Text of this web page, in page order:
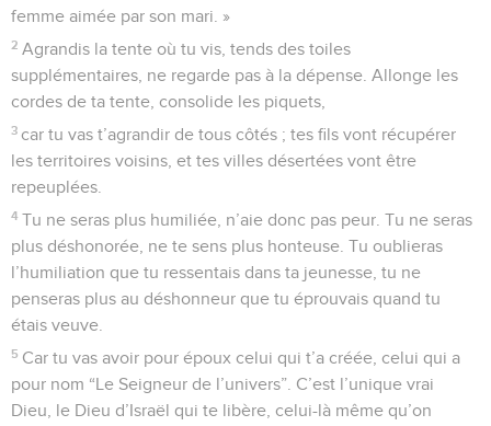
femme aimée par son mari. »
2 Agrandis la tente où tu vis, tends des toiles
supplémentaires, ne regarde pas à la dépense. Allonge les
cordes de ta tente, consolide les piquets,
3 car tu vas t’agrandir de tous côtés ; tes fils vont récupérer
les territoires voisins, et tes villes désertées vont être
repeuplées.
4 Tu ne seras plus humiliée, n’aie donc pas peur. Tu ne seras
plus déshonorée, ne te sens plus honteuse. Tu oublieras
l’humiliation que tu ressentais dans ta jeunesse, tu ne
penseras plus au déshonneur que tu éprouvais quand tu
étais veuve.
5 Car tu vas avoir pour époux celui qui t’a créée, celui qui a
pour nom “Le Seigneur de l’univers”. C’est l’unique vrai
Dieu, le Dieu d’Israël qui te libère, celui-là même qu’on